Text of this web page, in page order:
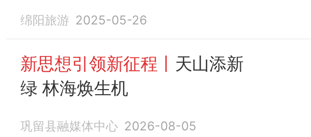
绵阳旅游 2025-05-26
新思想引领新征程丨 天山添新
绿 林海焕生机
巩留县融媒体中心 2026-08-05